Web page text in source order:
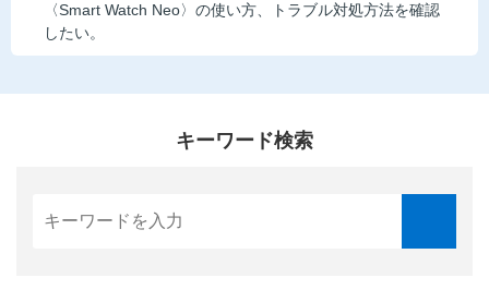
〈Smart Watch Neo〉の使い方、トラブル対処方法を確認
したい。
キーワード検索